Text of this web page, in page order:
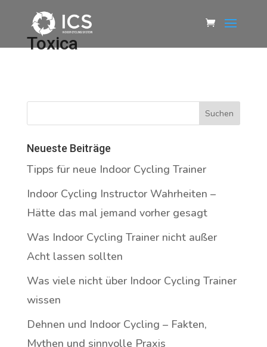
Toxica
Neueste Beiträge
Tipps für neue Indoor Cycling Trainer
Indoor Cycling Instructor Wahrheiten –
Hätte das mal jemand vorher gesagt
Was Indoor Cycling Trainer nicht außer
Acht lassen sollten
Was viele nicht über Indoor Cycling Trainer
wissen
Dehnen und Indoor Cycling – Fakten,
Mythen und sinnvolle Praxis